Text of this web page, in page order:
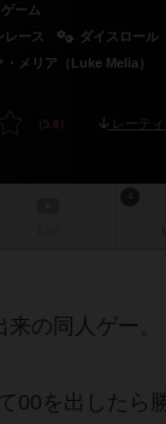
ーム
レース
ダイスロール
・メリア（Luke Melia）
レーティ
来の同人ゲー。
00を出したら